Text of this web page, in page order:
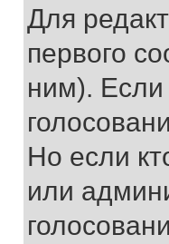
Для
первого
ним). Если
Но если
или